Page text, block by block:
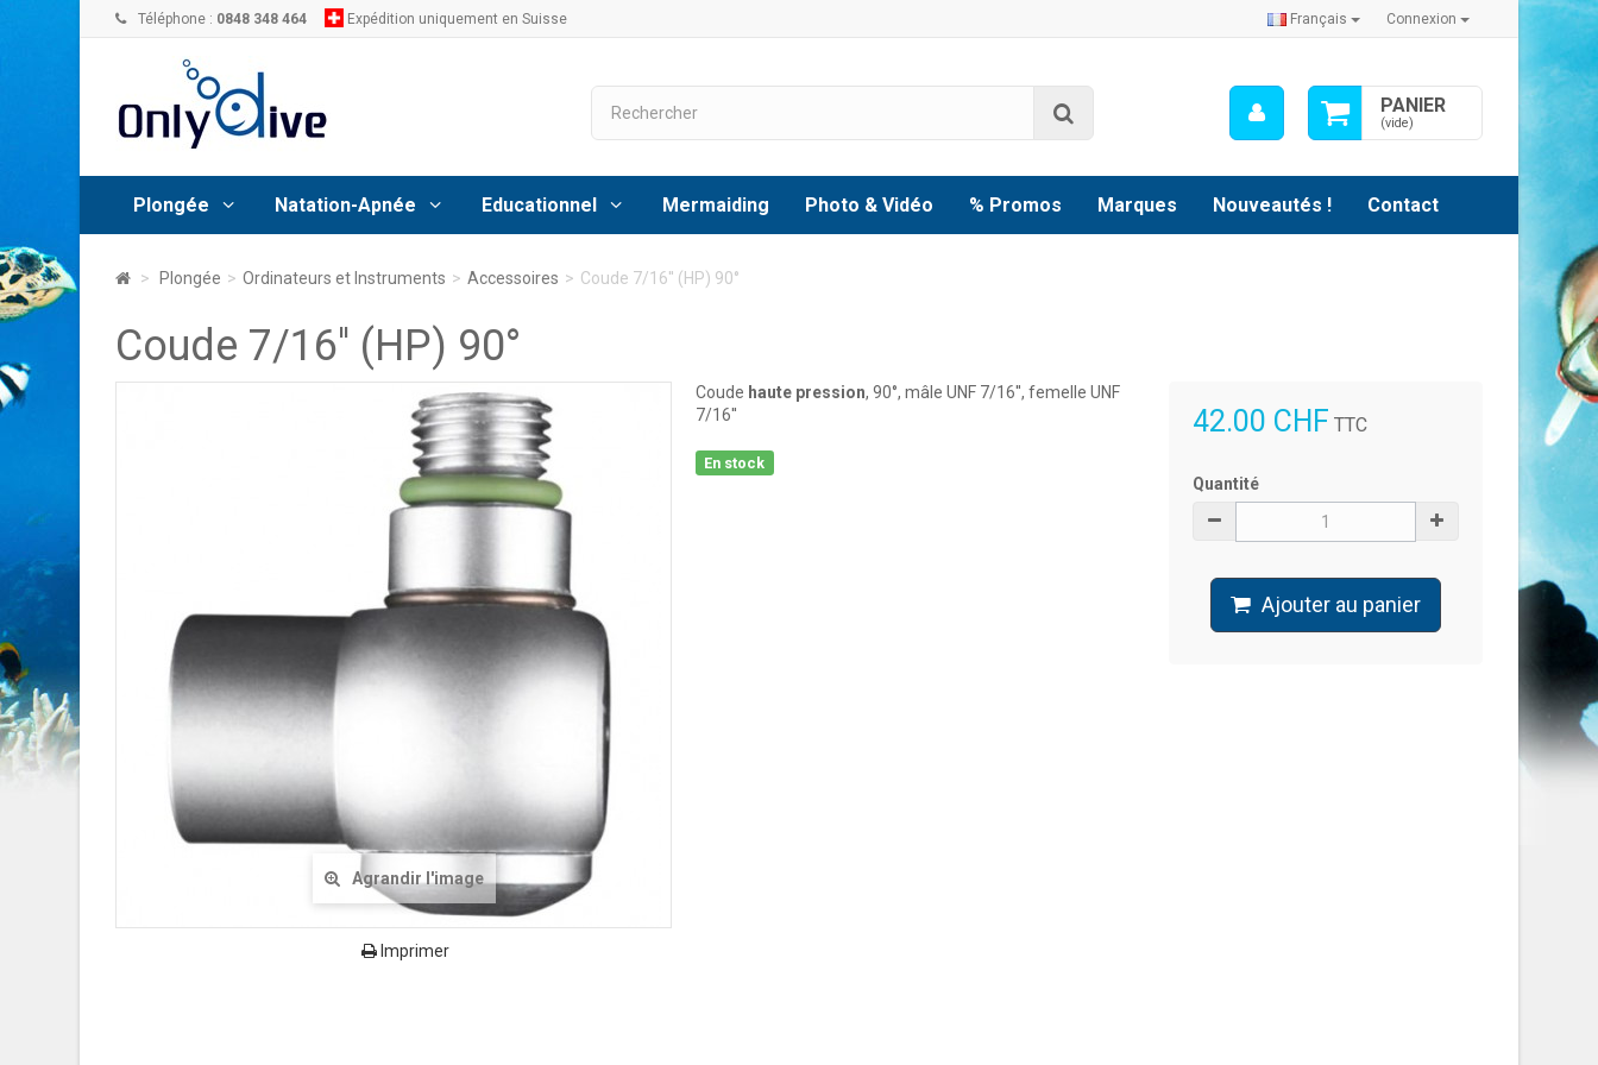
Connexion
Téléphone : 0848 348 464 Expédition uniquement en Suisse Français
PANIER
(vide)
Mon
compte
Plongée Natation-Apnée Educationnel Mermaiding Photo & Vidéo % Promos Marques Nouveautés ! Contact
> Plongée > Ordinateurs et Instruments > Accessoires > Coude 7/16'' (HP) 90°
Coude 7/16'' (HP) 90°
Agrandir l'image
Imprimer
42.00 CHF TTC
Quantité
Ajouter au panier
Coude haute pression, 90°, mâle UNF 7/16'', femelle UNF
7/16''
En stock